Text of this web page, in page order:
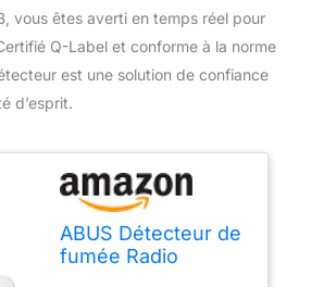
vous êtes averti en temps réel pour
Q-Label et conforme à la norme
est une solution de confiance
d’esprit.
ABUS Détecteur de
fumée Radio